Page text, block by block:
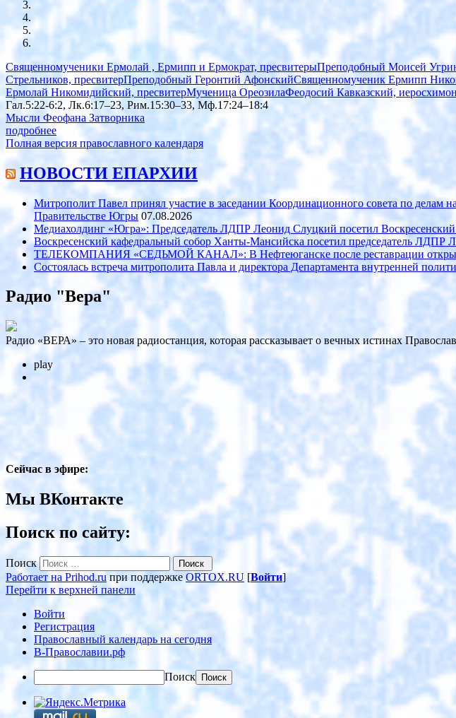
Священномученики Ермолай , Ермипп и Ермократ, пресвитерыПреподобный Моисей
Стрельников, пресвитерПреподобный Геронтий АфонскийСвященномученик Ермипп
Ермолай Никомидийский, пресвитерМученица ОреозилаФеодосий Кавказский,
Гал.5:22-6:2, Лк.6:17–23, Рим.15:30–33, Мф.17:24–18:4
Мысли Феофана Затворника
подробнее
Полная версия православного календаря
НОВОСТИ ЕПАРХИИ
Митрополит Павел принял участие в заседании Координационного совета по
Правительстве Югры 07.08.2026
Медиахолдинг «Югра»: Председатель ЛДПР Леонид Слуцкий посетил
Воскресенский кафедральный собор Ханты-Мансийска посетил председатель ЛДПР
ТЕЛЕКОМПАНИЯ «СЕДЬМОЙ КАНАЛ»: В Нефтеюганске после реставрации
Состоялась встреча митрополита Павла и директора Департамента внутренней
Радио "Вера"
Радио «ВЕРА» – это новая радиостанция, которая рассказывает о вечных истинах
play
Сейчас в эфире:
Мы ВКонтакте
Поиск по сайту:
Поиск
Работает на Prihod.ruпри поддержке ORTOX.RU [Войти]
Перейти к верхней панели
Войти
Регистрация
Православный календарь на сегодня
В-Православии.рф
Поиск